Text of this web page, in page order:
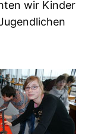
wir Kinder